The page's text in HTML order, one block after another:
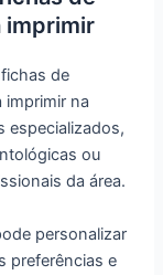
imprimir
de
na
especializados,
ou
da área.
personalizar
preferências e